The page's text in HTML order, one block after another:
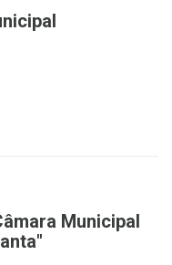
Municipal